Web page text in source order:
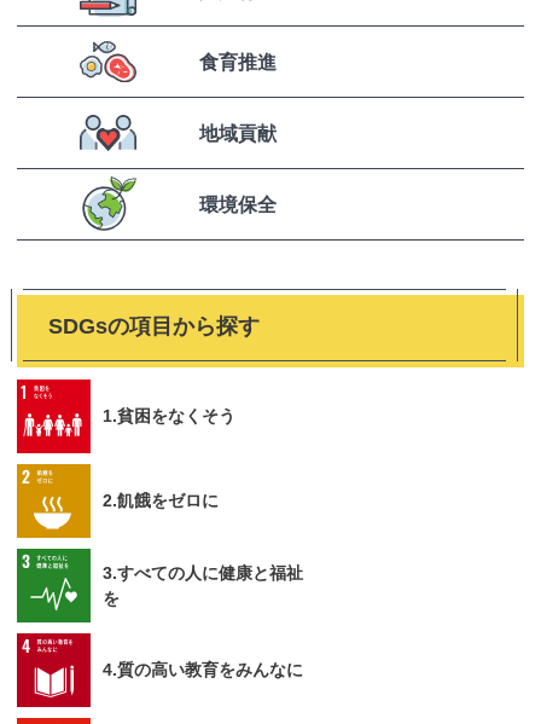
食育推進
地域貢献
環境保全
SDGsの項目から探す
1.貧困をなくそう
2.飢餓をゼロに
3.すべての人に健康と福祉
を
4.質の高い教育をみんなに